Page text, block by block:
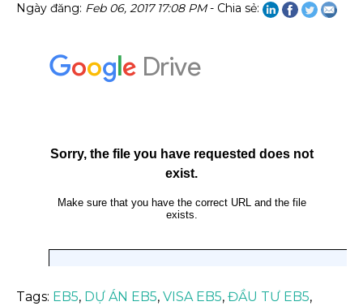
Ngày đăng: Feb 06, 2017 17:08 PM- Chia sẻ:
Tags: EB5, DỰ ÁN EB5, VISA EB5, ĐẦU TƯ EB5,